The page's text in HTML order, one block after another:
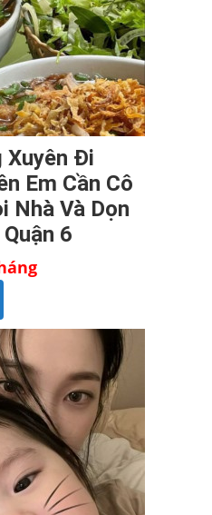
Xuyên Đi
Em Cần Cô
Nhà Và Dọn
6